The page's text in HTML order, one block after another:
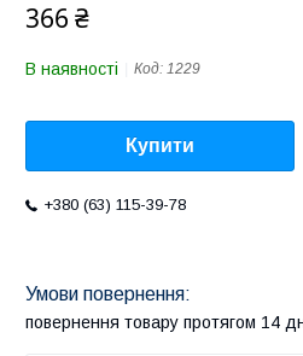
366 ₴
В наявності Код: 1229
Купити
+380 (63) 115-39-78
повернення товару протягом 14